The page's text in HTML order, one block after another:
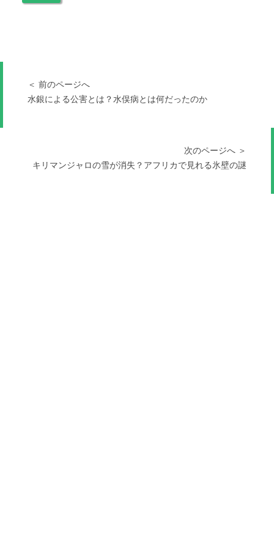
＜ 前のページへ
水銀による公害とは？水俣病とは何だったのか
次のページへ ＞
キリマンジャロの雪が消失？アフリカで見れる氷壁の謎